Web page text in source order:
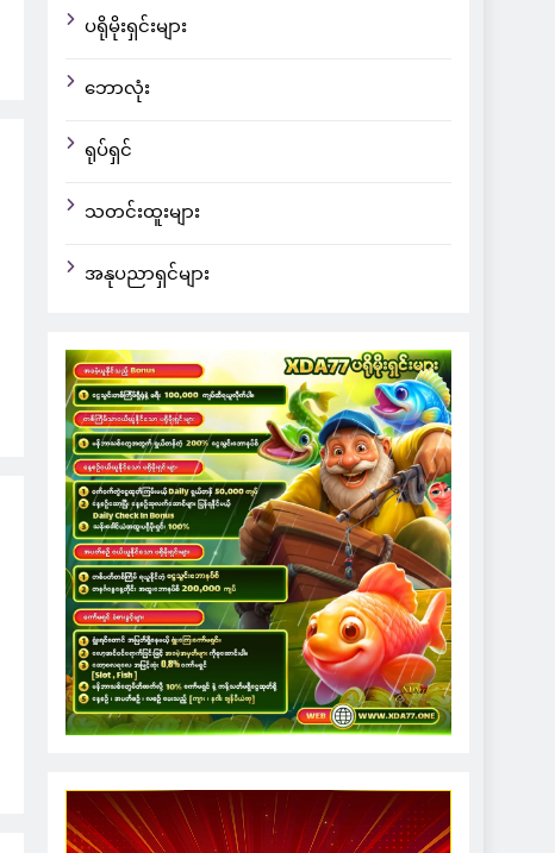
ပရိုမိုးရှင်းများ
ဘောလုံး
ရုပ်ရှင်
သတင်းထူးများ
အနုပညာရှင်များ